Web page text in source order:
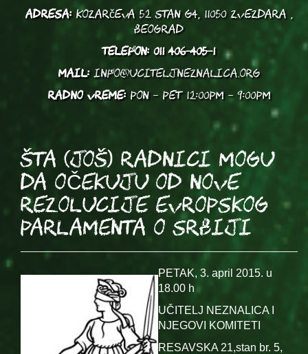
ADRESA:Kozarčeva 52 stan G4, 11050 Zvezdara ,
Beograd
TELEFON: 011 406-405-1
MAIL: info@uciteljneznalica.org
RADNO VREME:PON - PET 12:00PM - 9:00PM
ŠTA (JOŠ) RADNICI MOGU
DA OČEKUJU OD NOVE
REZOLUCIJE EVROPSKOG
PARLAMENTA O SRBIJI
PETAK, 3. april 2015. u
18.00 h
UČITELJ NEZNALICA I
NJEGOVI KOMITETI
RESAVSKA 21,stan br. 5,